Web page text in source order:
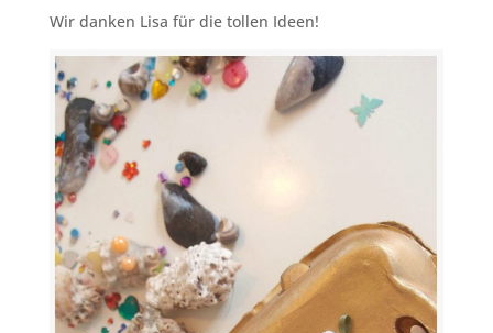
Wir danken Lisa für die tollen Ideen!